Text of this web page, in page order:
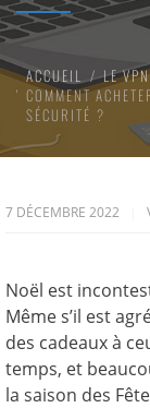
ACCUEIL
LE
COMMENT
SÉCURITÉ ?
7 DÉCEMBRE 2022
Noël est
Même s’il est
des cadeaux à
temps, et
la saison des